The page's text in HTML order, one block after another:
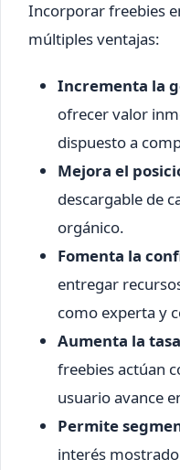
Incorporar freebies
múltiples ventajas:
Incrementa la
ofrecer valor
dispuesto a
Mejora el
descargable de
orgánico.
Fomenta la
entregar
como experta y
Aumenta la
freebies actúan
usuario avance
Permite
interés